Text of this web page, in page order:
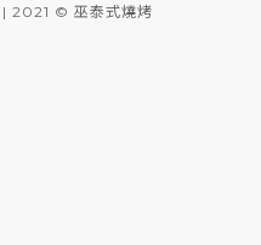
| 2021 © 巫泰式燒烤